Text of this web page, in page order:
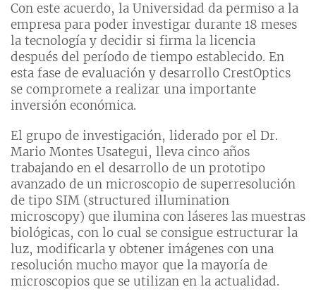
Con este acuerdo, la Universidad da permiso a la
empresa para poder investigar durante 18 meses
la tecnología y decidir si firma la licencia
después del período de tiempo establecido. En
esta fase de evaluación y desarrollo CrestOptics
se compromete a realizar una importante
inversión económica.
El grupo de investigación, liderado por el Dr.
Mario Montes Usategui, lleva cinco años
trabajando en el desarrollo de un prototipo
avanzado de un microscopio de superresolución
de tipo SIM (structured illumination
microscopy) que ilumina con láseres las muestras
biológicas, con lo cual se consigue estructurar la
luz, modificarla y obtener imágenes con una
resolución mucho mayor que la mayoría de
microscopios que se utilizan en la actualidad.